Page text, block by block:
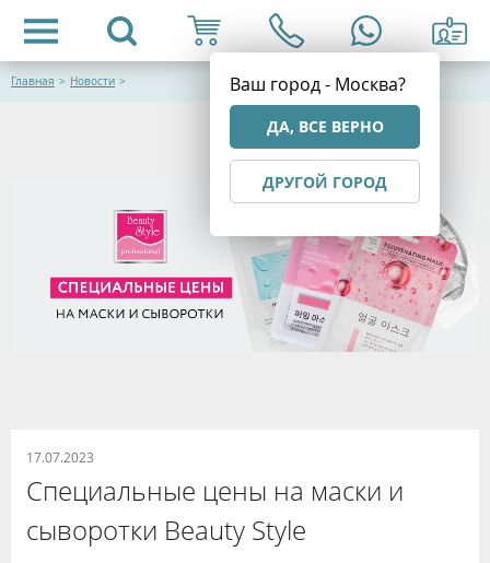
Ваш город - Москва?
ДА, ВСЕ ВЕРНО
ДРУГОЙ ГОРОД
Главная > Новости >
17.07.2023
Специальные цены на маски и
сыворотки Beauty Style